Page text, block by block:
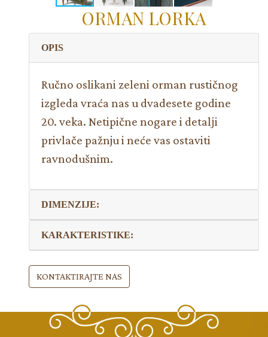
ORMAN LORKA
OPIS
Ručno oslikani zeleni orman rustičnog
izgleda vraća nas u dvadesete godine
20. veka. Netipične nogare i detalјi
privlače pažnju i neće vas ostaviti
ravnodušnim.
DIMENZIJE:
KARAKTERISTIKE:
KONTAKTIRAJTE NAS